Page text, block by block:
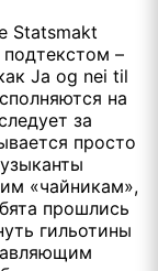
Statsmakt
–
Ja og nei til
на
за
просто
«чайникам»,
прошлись
гильотины